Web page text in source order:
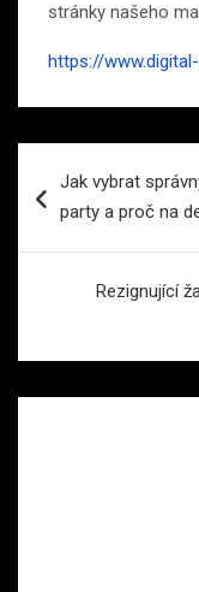
stránky našeho
https://
proJak vybrat
party a proč na
Rezignující